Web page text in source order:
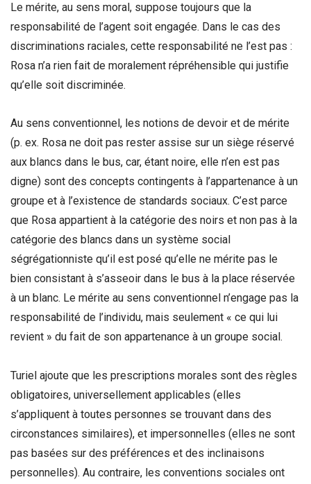
Le mérite, au sens moral, suppose toujours que la
responsabilité de l’agent soit engagée. Dans le cas des
discriminations raciales, cette responsabilité ne l’est pas :
Rosa n’a rien fait de moralement répréhensible qui justifie
qu’elle soit discriminée.
Au sens conventionnel, les notions de devoir et de mérite
(p. ex. Rosa ne doit pas rester assise sur un siège réservé
aux blancs dans le bus, car, étant noire, elle n’en est pas
digne) sont des concepts contingents à l’appartenance à un
groupe et à l’existence de standards sociaux. C’est parce
que Rosa appartient à la catégorie des noirs et non pas à la
catégorie des blancs dans un système social
ségrégationniste qu’il est posé qu’elle ne mérite pas le
bien consistant à s’asseoir dans le bus à la place réservée
à un blanc. Le mérite au sens conventionnel n’engage pas la
responsabilité de l’individu, mais seulement « ce qui lui
revient » du fait de son appartenance à un groupe social.
Turiel ajoute que les prescriptions morales sont des règles
obligatoires, universellement applicables (elles
s’appliquent à toutes personnes se trouvant dans des
circonstances similaires), et impersonnelles (elles ne sont
pas basées sur des préférences et des inclinaisons
personnelles). Au contraire, les conventions sociales ont